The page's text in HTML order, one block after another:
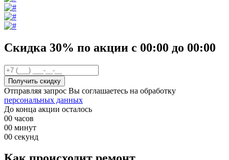
Скидка 30% по акции с 00:00 до 00:00
Отправляя запрос Вы соглашаетесь на обработку
персональных данных
До конца акции осталось
00 часов
00 минут
00 секунд